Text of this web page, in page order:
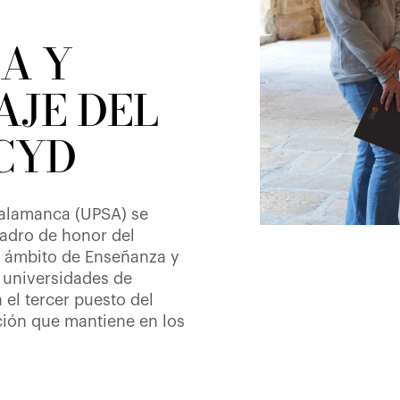
Y
DEL
(UPSA) se
de honor del
de Enseñanza y
de
el tercer puesto del
que mantiene en los